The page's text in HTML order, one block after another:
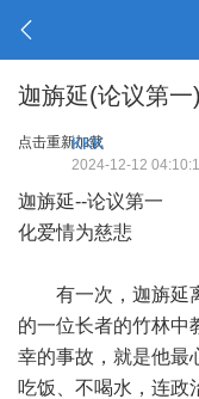
迦旃延(论议第
点击重新加载
KKK
2024-12-12
迦旃延--论议第一
化爱情为慈悲
有一次，迦旃延离
的一位长者的竹林中
幸的事故，就是他最
吃饭、不喝水，连政